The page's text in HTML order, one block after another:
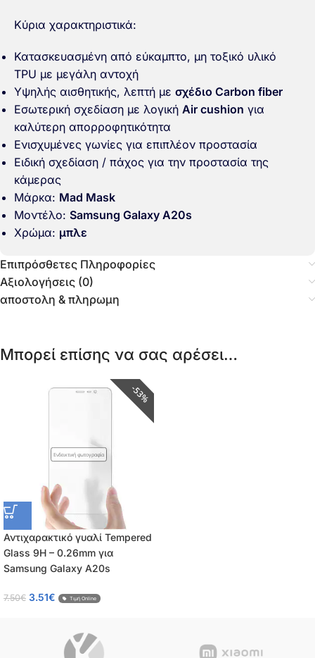
Κύρια χαρακτηριστικά:
Κατασκευασμένη από εύκαμπτο, μη τοξικό υλικό
TPU με μεγάλη αντοχή
Υψηλής αισθητικής, λεπτή με σχέδιο Carbon fiber
Εσωτερική σχεδίαση με λογική Air cushion για
καλύτερη απορροφητικότητα
Ενισχυμένες γωνίες για επιπλέον προστασία
Ειδική σχεδίαση / πάχος για την προστασία της
κάμερας
Μάρκα: Mad Mask
Μοντέλο: Samsung Galaxy A20s
Χρώμα: μπλε
Επιπρόσθετες Πληροφορίες
Αξιολογήσεις (0)
αποστολη & πληρωμη
Μπορεί επίσης να σας αρέσει…
Ενδεικτική φωτογραφία
53%
Αντιχαρακτικό γυαλί Tempered
Glass 9H – 0.26mm για
Samsung Galaxy A20s
7.50€ 3.51€ Τιμή Online